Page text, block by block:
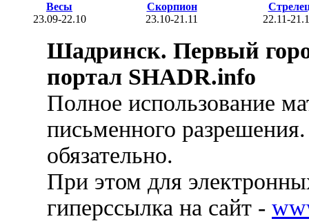
Весы
23.09-22.10
Скорпион
23.10-21.11
22.11-
Шадринск. Первый
портал SHADR.info
Полное использование
письменного
обязательно.
При этом для
гиперссылка на сайт -